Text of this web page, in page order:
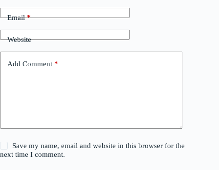
Email*
Website
Add Comment *
Save my name, email and website in this browser for the
next time I comment.